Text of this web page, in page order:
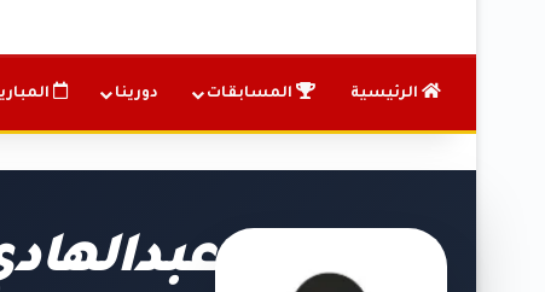
الرئيسية المسابقات دورينا